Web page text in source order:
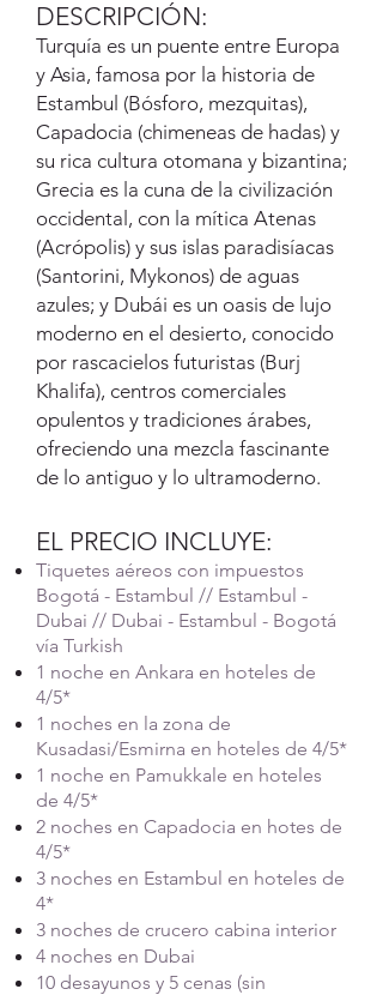
DESCRIPCIÓN:
Turquía es un puente entre Europa
y Asia, famosa por la historia de
Estambul (Bósforo, mezquitas),
Capadocia (chimeneas de hadas) y
su rica cultura otomana y bizantina;
Grecia es la cuna de la civilización
occidental, con la mítica Atenas
(Acrópolis) y sus islas paradisíacas
(Santorini, Mykonos) de aguas
azules; y Dubái es un oasis de lujo
moderno en el desierto, conocido
por rascacielos futuristas (Burj
Khalifa), centros comerciales
opulentos y tradiciones árabes,
ofreciendo una mezcla fascinante
de lo antiguo y lo ultramoderno.
EL PRECIO INCLUYE:
Tiquetes aéreos con impuestos
Bogotá - Estambul // Estambul -
Dubai // Dubai - Estambul - Bogotá
vía Turkish
1 noche en Ankara en hoteles de
4/5*
1 noches en la zona de
Kusadasi/Esmirna en hoteles de 4/5*
1 noche en Pamukkale en hoteles
de 4/5*
2 noches en Capadocia en hotes de
4/5*
3 noches en Estambul en hoteles de
4*
3 noches de crucero cabina interior
4 noches en Dubai
10 desayunos y 5 cenas (sin